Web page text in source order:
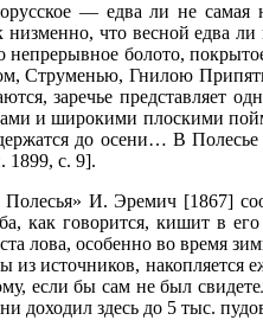
— едва ли не самая
что весной едва
болото,
Струменью, Гнилою
заречье представляет
и широкими плоскими
до осени… В
1899, с. 9].
И. Эремич [1867]
говорится, кишит в
лова, особенно во время
источников, накопляется
если бы сам не был
доходил здесь до 5 тыс.